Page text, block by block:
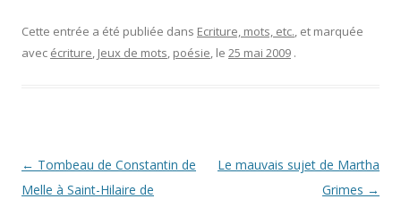
Cette entrée a été publiée dans Ecriture, mots, etc., et marquée
avec écriture, Jeux de mots, poésie, le 25 mai 2009 .
Navigation
des
← Tombeau de Constantin de
Melle à Saint-Hilaire de
Le mauvais sujet de Martha
Grimes →